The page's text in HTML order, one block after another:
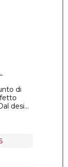
di
desi...